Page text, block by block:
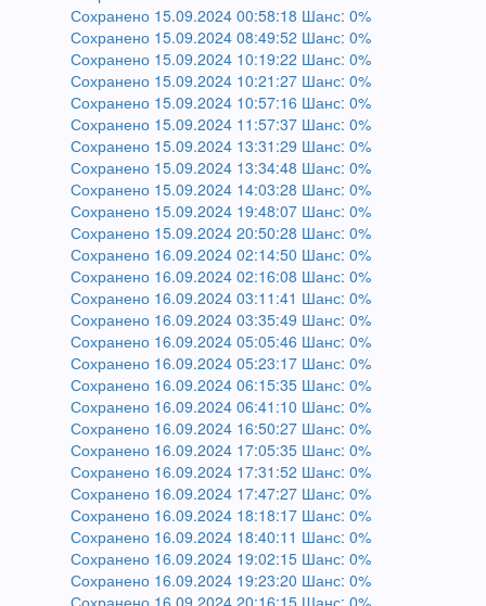
Сохранено 15.09.2024 00:58:18 Шанс: 0%
Сохранено 15.09.2024 08:49:52 Шанс: 0%
Сохранено 15.09.2024 10:19:22 Шанс: 0%
Сохранено 15.09.2024 10:21:27 Шанс: 0%
Сохранено 15.09.2024 10:57:16 Шанс: 0%
Сохранено 15.09.2024 11:57:37 Шанс: 0%
Сохранено 15.09.2024 13:31:29 Шанс: 0%
Сохранено 15.09.2024 13:34:48 Шанс: 0%
Сохранено 15.09.2024 14:03:28 Шанс: 0%
Сохранено 15.09.2024 19:48:07 Шанс: 0%
Сохранено 15.09.2024 20:50:28 Шанс: 0%
Сохранено 16.09.2024 02:14:50 Шанс: 0%
Сохранено 16.09.2024 02:16:08 Шанс: 0%
Сохранено 16.09.2024 03:11:41 Шанс: 0%
Сохранено 16.09.2024 03:35:49 Шанс: 0%
Сохранено 16.09.2024 05:05:46 Шанс: 0%
Сохранено 16.09.2024 05:23:17 Шанс: 0%
Сохранено 16.09.2024 06:15:35 Шанс: 0%
Сохранено 16.09.2024 06:41:10 Шанс: 0%
Сохранено 16.09.2024 16:50:27 Шанс: 0%
Сохранено 16.09.2024 17:05:35 Шанс: 0%
Сохранено 16.09.2024 17:31:52 Шанс: 0%
Сохранено 16.09.2024 17:47:27 Шанс: 0%
Сохранено 16.09.2024 18:18:17 Шанс: 0%
Сохранено 16.09.2024 18:40:11 Шанс: 0%
Сохранено 16.09.2024 19:02:15 Шанс: 0%
Сохранено 16.09.2024 19:23:20 Шанс: 0%
Сохранено 16.09.2024 20:16:15 Шанс: 0%